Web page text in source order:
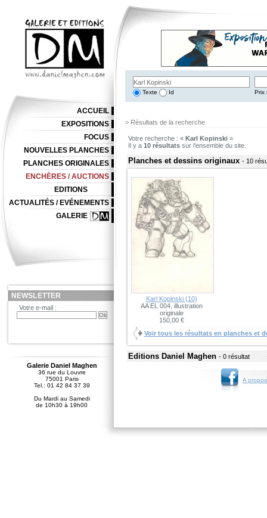
Texte Id Prix
> Résultats de la recherche
Votre recherche : « Karl Kopinski »
Il y a 10 résultats sur l'ensemble du site.
Planches et dessins originaux- 10
Karl Kopinski (10)
AA EL 004, illustration
originale
150,00 €
Voir tous les résultats en planches et
Editions Daniel Maghen- 0 résultat
A
ACCUEIL
EXPOSITIONS
FOCUS
NOUVELLES PLANCHES
PLANCHES ORIGINALES
ENCHÈRES / AUCTIONS
EDITIONS
ACTUALITÉS / EVÉNEMENTS
GALERIE
NEWSLETTER
Votre e-mail :
Galerie Daniel Maghen
36 rue du Louvre
75001 Paris
Tel.: 01 42 84 37 39
Du Mardi au Samedi
de 10h30 à 19h00